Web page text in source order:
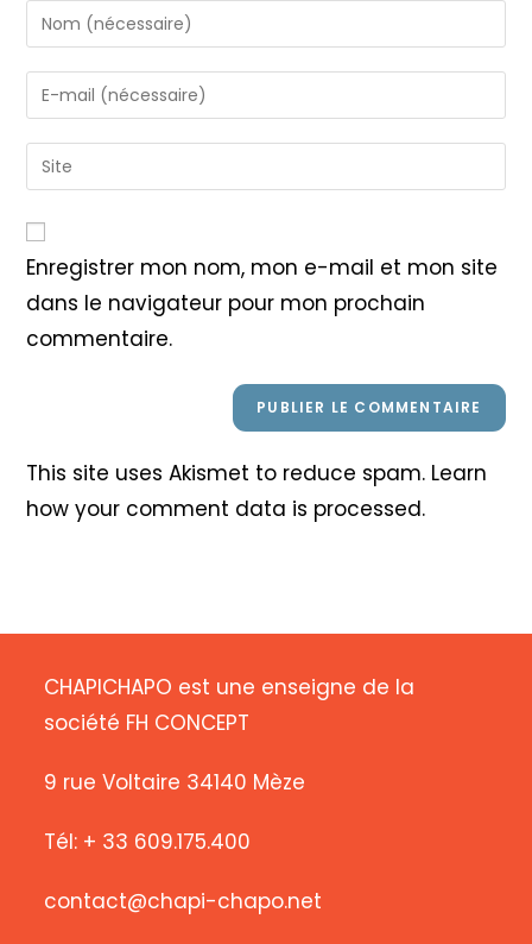
Enter
your
name
or
to
comment
Enter
your
email
address
Saisir
l’URL
votre
site
(facultatif)
Enregistrer mon nom, mon e-mail et mon site
dans le navigateur pour mon prochain
commentaire.
This site uses Akismet to reduce spam. Learn
how your comment data is processed.
CHAPICHAPO est une enseigne de la
société FH CONCEPT
9 rue Voltaire 34140 Mèze
Tél: + 33 609.175.400
contact@chapi-chapo.net